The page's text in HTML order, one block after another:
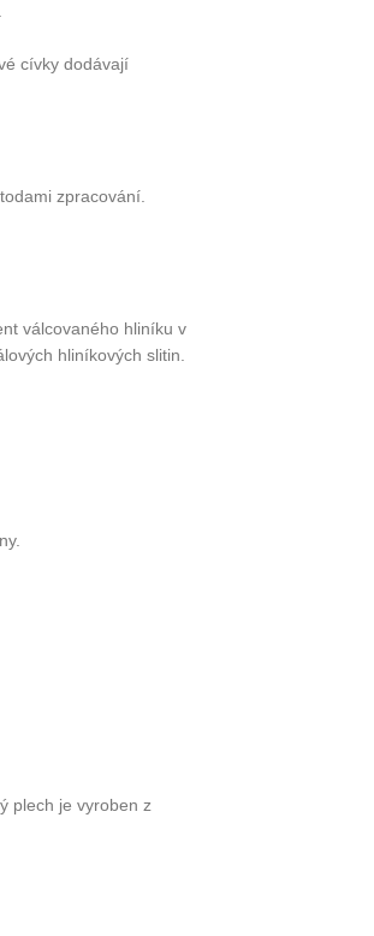
cívky dodávají
zpracování.
válcovaného hliníku v
hliníkových slitin.
plech je vyroben z